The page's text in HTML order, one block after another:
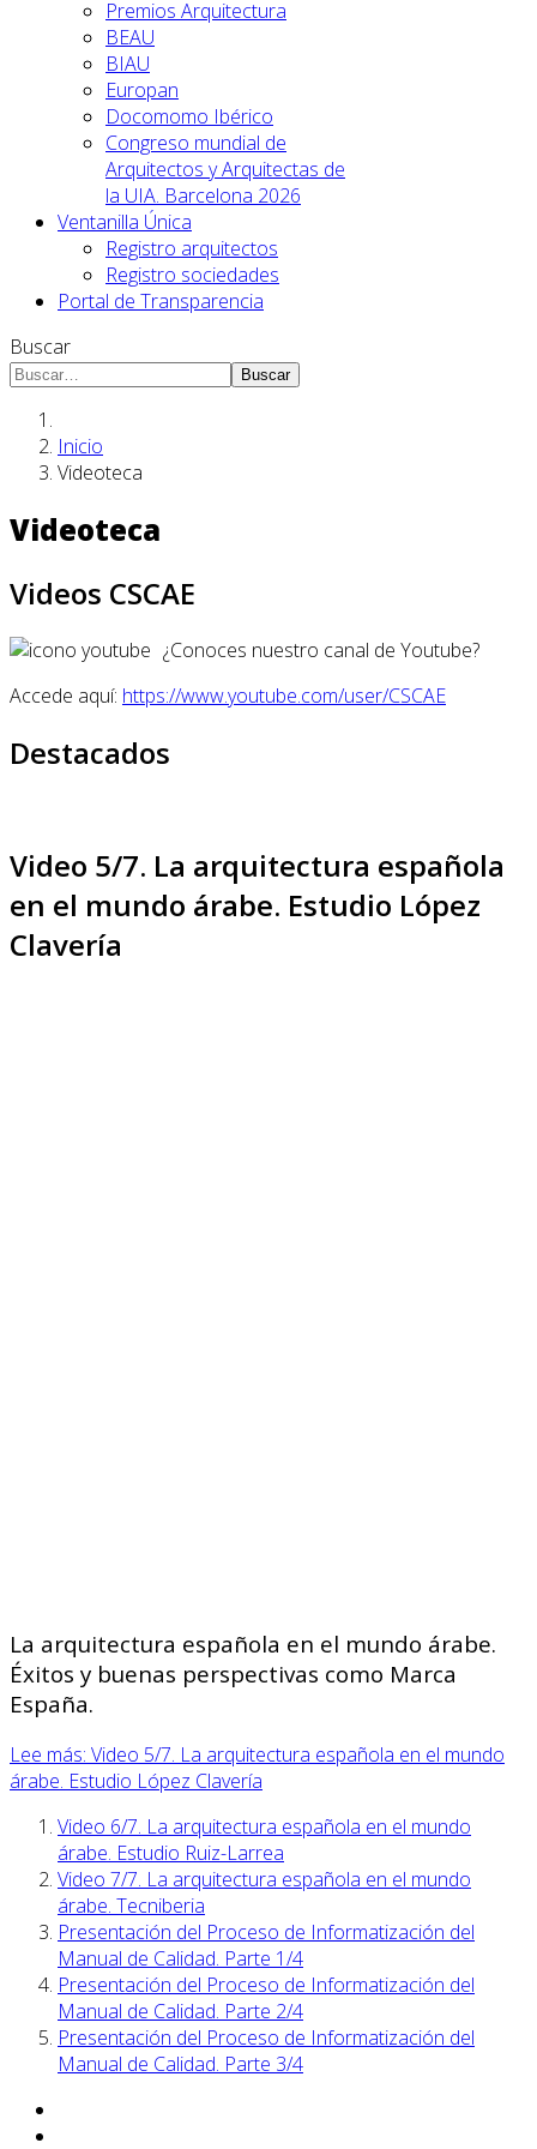
Premios Arquitectura
BEAU
BIAU
Europan
Docomomo Ibérico
Congreso mundial de
Arquitectos y Arquitectas de
la UIA. Barcelona 2026
Ventanilla Única
Registro arquitectos
Registro sociedades
Portal de Transparencia
Buscar
Buscar
Inicio
Videoteca
Videoteca
Videos CSCAE
¿Conoces nuestro canal de Youtube?
Accede aquí: https://www.youtube.com/user/CSCAE
Destacados
Video 5/7. La arquitectura española
en el mundo árabe. Estudio López
Clavería
La arquitectura española en el mundo árabe.
Éxitos y buenas perspectivas como Marca
España.
Lee más: Video 5/7. La arquitectura española en el mundo
árabe. Estudio López Clavería
Video 6/7. La arquitectura española en el mundo
árabe. Estudio Ruiz-Larrea
Video 7/7. La arquitectura española en el mundo
árabe. Tecniberia
Presentación del Proceso de Informatización del
Manual de Calidad. Parte 1/4
Presentación del Proceso de Informatización del
Manual de Calidad. Parte 2/4
Presentación del Proceso de Informatización del
Manual de Calidad. Parte 3/4